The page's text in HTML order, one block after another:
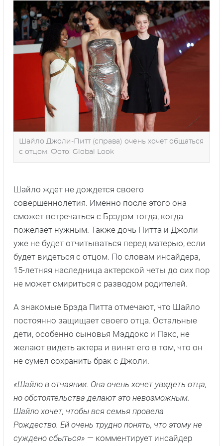
Шайло Джоли-Питт (справа) очень хочет общаться
с отцом. Фото: Global Look
Шайло ждет не дождется своего
совершеннолетия. Именно после этого она
сможет встречаться с Брэдом тогда, когда
пожелает нужным. Также дочь Питта и Джоли
уже не будет отчитываться перед матерью, если
будет видеться с отцом. По словам инсайдера,
15-летняя наследница актерской четы до сих пор
не может смириться с разводом родителей.
А знакомые Брэда Питта отмечают, что Шайло
постоянно защищает своего отца. Остальные
дети, особенно сыновья Мэддокс и Пакс, не
желают видеть актера и винят его в том, что он
не сумел сохранить брак с Джоли.
«Шайло в отчаянии. Она очень хочет увидеть отца,
но обстоятельства делают это невозможным.
Шайло хочет, чтобы вся семья провела
Рождество. Ей очень трудно понять, что этому не
суждено сбыться» — комментирует инсайдер